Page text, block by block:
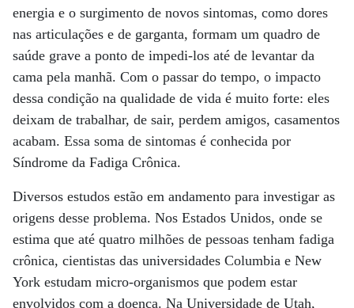
energia e o surgimento de novos sintomas, como dores
nas articulações e de garganta, formam um quadro de
saúde grave a ponto de impedi-los até de levantar da
cama pela manhã. Com o passar do tempo, o impacto
dessa condição na qualidade de vida é muito forte: eles
deixam de trabalhar, de sair, perdem amigos, casamentos
acabam. Essa soma de sintomas é conhecida por
Síndrome da Fadiga Crônica.
Diversos estudos estão em andamento para investigar as
origens desse problema. Nos Estados Unidos, onde se
estima que até quatro milhões de pessoas tenham fadiga
crônica, cientistas das universidades Columbia e New
York estudam micro-organismos que podem estar
envolvidos com a doença. Na Universidade de Utah,